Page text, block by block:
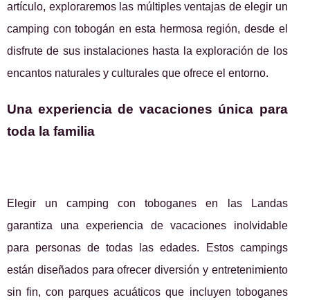
artículo, exploraremos las múltiples ventajas de elegir un
camping con tobogán en esta hermosa región, desde el
disfrute de sus instalaciones hasta la exploración de los
encantos naturales y culturales que ofrece el entorno.
Una experiencia de vacaciones única para
toda la familia
Elegir un camping con toboganes en las Landas
garantiza una experiencia de vacaciones inolvidable
para personas de todas las edades. Estos campings
están diseñados para ofrecer diversión y entretenimiento
sin fin, con parques acuáticos que incluyen toboganes